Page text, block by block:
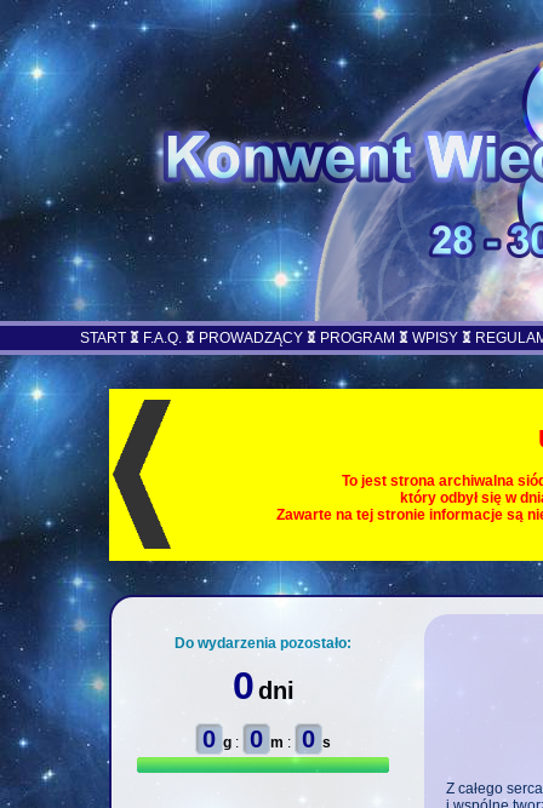
START F.A.Q. PROWADZĄCY PROGRAM WPISY
To jest strona archiwalna
który odbył się w
Zawarte na tej stronie informacje są
Do wydarzenia pozostało:
0dni
0 g : 0 m : 0 s
Z całego